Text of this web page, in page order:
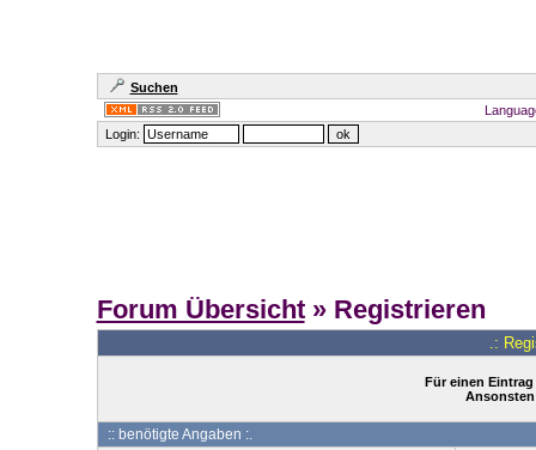
Suchen
Login:
Forum Übersicht» Registrieren
.:
Für einen
:: benötigte Angaben :.